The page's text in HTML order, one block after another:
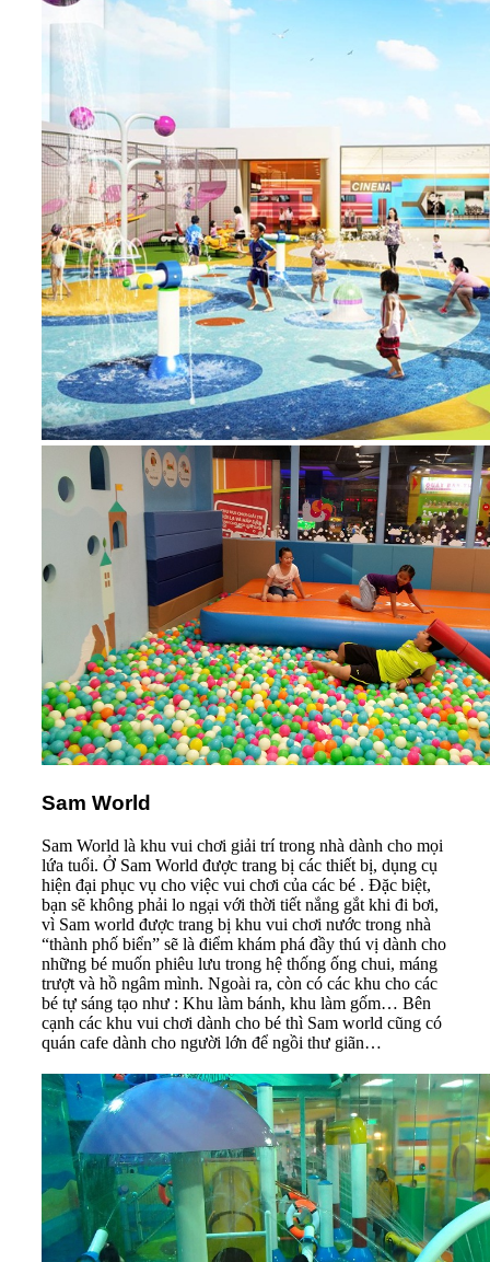
Sam World
Sam World là khu vui chơi giải trí trong nhà dành cho mọi
lứa tuổi. Ở Sam World được trang bị các thiết bị, dụng cụ
hiện đại phục vụ cho việc vui chơi của các bé . Đặc biệt,
bạn sẽ không phải lo ngại với thời tiết nắng gắt khi đi bơi,
vì Sam world được trang bị khu vui chơi nước trong nhà
“thành phố biển” sẽ là điểm khám phá đầy thú vị dành cho
những bé muốn phiêu lưu trong hệ thống ống chui, máng
trượt và hồ ngâm mình. Ngoài ra, còn có các khu cho các
bé tự sáng tạo như : Khu làm bánh, khu làm gốm… Bên
cạnh các khu vui chơi dành cho bé thì Sam world cũng có
quán cafe dành cho người lớn để ngồi thư giãn…